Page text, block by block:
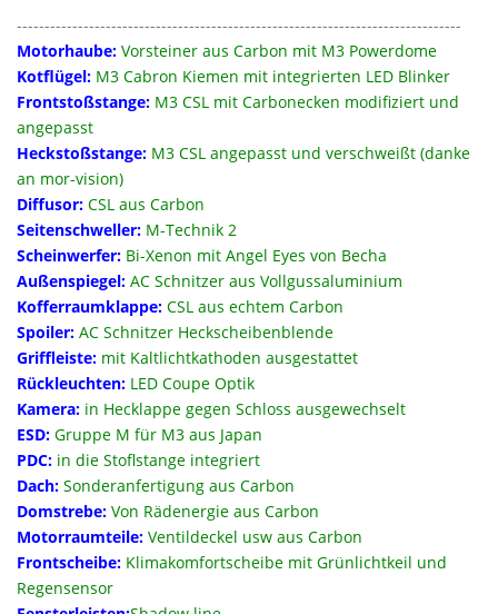
--------------------------------------------------------------------------------
Motorhaube: Vorsteiner aus Carbon mit M3 Powerdome
Kotflügel: M3 Cabron Kiemen mit integrierten LED Blinker
Frontstoßstange: M3 CSL mit Carbonecken modifiziert und
angepasst
Heckstoßstange: M3 CSL angepasst und verschweißt (danke
an mor-vision)
Diffusor: CSL aus Carbon
Seitenschweller: M-Technik 2
Scheinwerfer: Bi-Xenon mit Angel Eyes von Becha
Außenspiegel: AC Schnitzer aus Vollgussaluminium
Kofferraumklappe: CSL aus echtem Carbon
Spoiler: AC Schnitzer Heckscheibenblende
Griffleiste: mit Kaltlichtkathoden ausgestattet
Rückleuchten: LED Coupe Optik
Kamera: in Hecklappe gegen Schloss ausgewechselt
ESD: Gruppe M für M3 aus Japan
PDC: in die Stoﬂstange integriert
Dach: Sonderanfertigung aus Carbon
Domstrebe: Von Rädenergie aus Carbon
Motorraumteile: Ventildeckel usw aus Carbon
Frontscheibe: Klimakomfortscheibe mit Grünlichtkeil und
Regensensor